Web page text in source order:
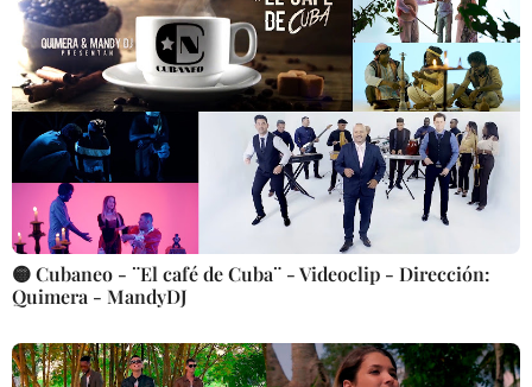
🟡 Cubaneo - ¨El café de Cuba¨ - Videoclip - Dirección:
Quimera - MandyDJ